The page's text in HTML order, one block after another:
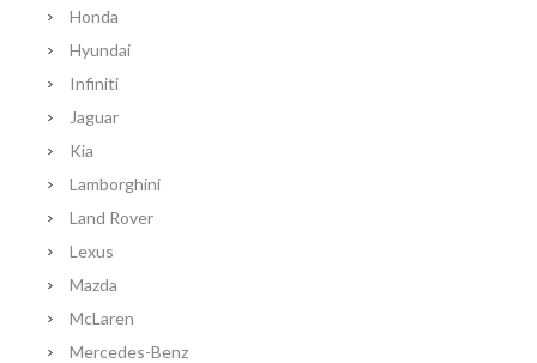
Honda
Hyundai
Infiniti
Jaguar
Kia
Lamborghini
Land Rover
Lexus
Mazda
McLaren
Mercedes-Benz